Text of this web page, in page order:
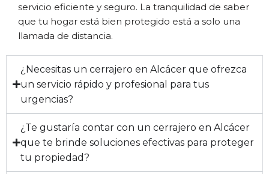
servicio eficiente y seguro. La tranquilidad de saber
que tu hogar está bien protegido está a solo una
llamada de distancia.
¿Necesitas un cerrajero en Alcácer que ofrezca
un servicio rápido y profesional para tus
urgencias?
¿Te gustaría contar con un cerrajero en Alcácer
que te brinde soluciones efectivas para proteger
tu propiedad?